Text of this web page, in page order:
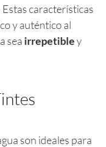
Estas características
y auténtico al
sea irrepetibley
son ideales para